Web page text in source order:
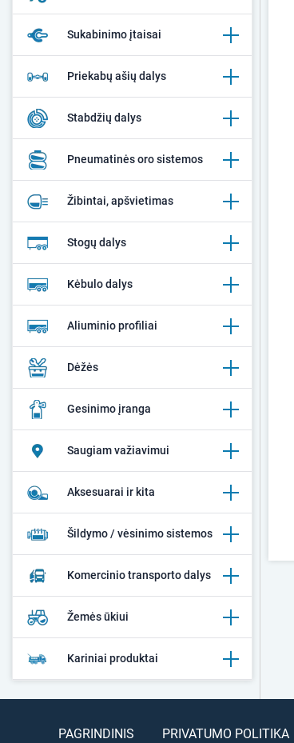
Sukabinimo įtaisai
Priekabų ašių dalys
Stabdžių dalys
Pneumatinės oro sistemos
Žibintai, apšvietimas
Stogų dalys
Kėbulo dalys
Aliuminio profiliai
Dėžės
Gesinimo įranga
Saugiam važiavimui
Aksesuarai ir kita
Šildymo / vėsinimo sistemos
Komercinio transporto dalys
Žemės ūkiui
Kariniai produktai
PAGRINDINIS PRIVATUMO POLITIKA